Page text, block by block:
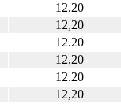
12.20
12,20
12.20
12,20
12.20
12,20